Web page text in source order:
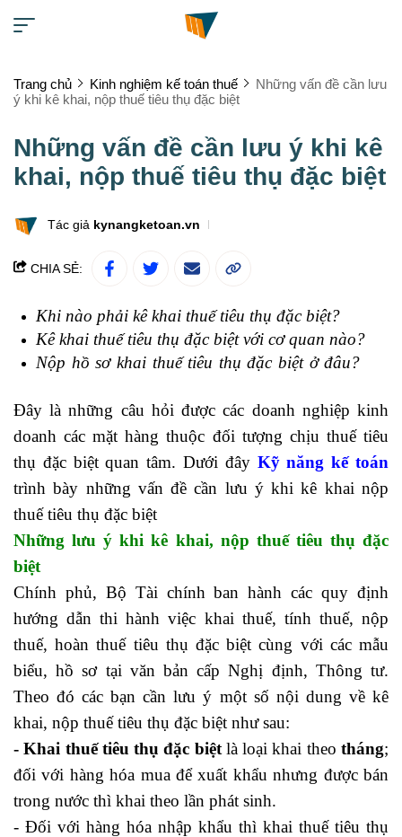
Trang chủ Kinh nghiệm kế toán thuế
Những vấn đề cần lưu
ý khi kê khai, nộp thuế tiêu thụ đặc biệt
Những vấn đề cần lưu ý khi kê
khai, nộp thuế tiêu thụ đặc biệt
Tác giả kynangketoan.vn
CHIA SẺ:
Khi nào phải kê khai thuế tiêu thụ đặc biệt?
Kê khai thuế tiêu thụ đặc biệt với cơ quan nào?
Nộp hồ sơ khai thuế tiêu thụ đặc biệt ở đâu?
Đây là những câu hỏi được các doanh nghiệp kinh
doanh các mặt hàng thuộc đối tượng chịu thuế tiêu
thụ đặc biệt quan tâm. Dưới đây Kỹ năng kế toán
trình bày những vấn đề cần lưu ý khi kê khai nộp
thuế tiêu thụ đặc biệt
Những lưu ý khi kê khai, nộp thuế tiêu thụ đặc
biệt
Chính phủ, Bộ Tài chính ban hành các quy định
hướng dẫn thi hành việc khai thuế, tính thuế, nộp
thuế, hoàn thuế tiêu thụ đặc biệt cùng với các mẫu
biểu, hồ sơ tại văn bản cấp Nghị định, Thông tư.
Theo đó các bạn cần lưu ý một số nội dung về kê
khai, nộp thuế tiêu thụ đặc biệt như sau:
- Khai thuế tiêu thụ đặc biệtlà loại khai theotháng;
đối với hàng hóa mua để xuất khẩu nhưng được bán
trong nước thì khai theo lần phát sinh.
- Đối với hàng hóa nhập khẩu thì khai thuế tiêu thụ